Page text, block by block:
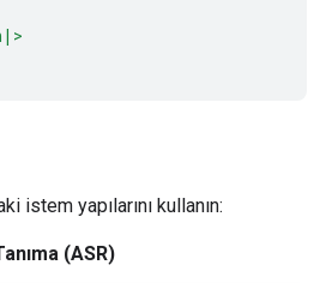
istem yapılarını kullanın:
(ASR)